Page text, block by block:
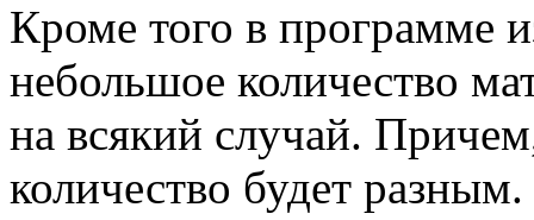
Кроме того в программе
небольшое количество
на всякий случай.
количество будет